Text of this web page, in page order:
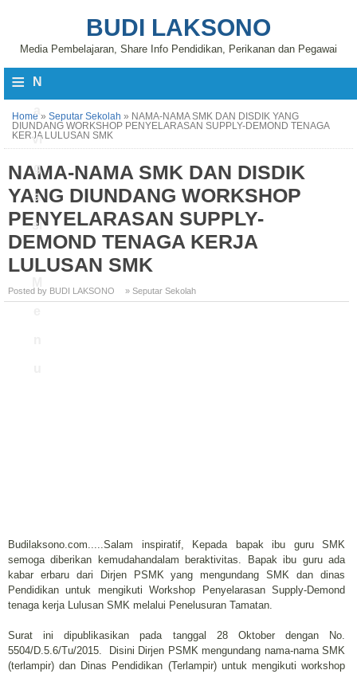
BUDI LAKSONO
Media Pembelajaran, Share Info Pendidikan, Perikanan dan Pegawai
≡ N
vi
g
a
si
Home » Seputar Sekolah » NAMA-NAMA SMK DAN DISDIK YANG
DIUNDANG WORKSHOP PENYELARASAN SUPPLY-DEMOND TENAGA
KERJA LULUSAN SMK
NAMA-NAMA SMK DAN DISDIK
YANG DIUNDANG WORKSHOP
PENYELARASAN SUPPLY-
DEMOND TENAGA KERJA
LULUSAN SMK
Posted by BUDI LAKSONO » Seputar Sekolah
Budilaksono.com.....Salam inspiratif, Kepada bapak ibu guru SMK
semoga diberikan kemudahandalam beraktivitas. Bapak ibu guru ada
kabar erbaru dari Dirjen PSMK yang mengundang SMK dan dinas
Pendidikan untuk mengikuti Workshop Penyelarasan Supply-Demond
tenaga kerja Lulusan SMK melalui Penelusuran Tamatan.
Surat ini dipublikasikan pada tanggal 28 Oktober dengan No.
5504/D.5.6/Tu/2015. Disini Dirjen PSMK mengundang nama-nama SMK
(terlampir) dan Dinas Pendidikan (Terlampir) untuk mengikuti workshop